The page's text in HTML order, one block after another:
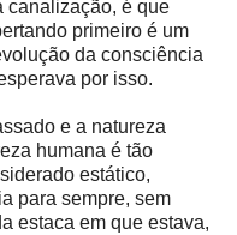
canalização, é que
primeiro é um
da consciência
por isso.
e a natureza
humana é tão
estático,
para sempre, sem
estaca em que estava,